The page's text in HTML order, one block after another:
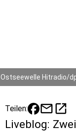
Ostseewelle Hitradio/
Teilen: mailopen_in_new
Liveblog: